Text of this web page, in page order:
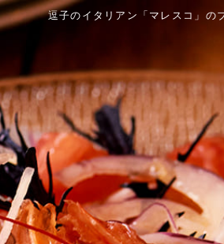
逗子のイタリアン「マレスコ」の